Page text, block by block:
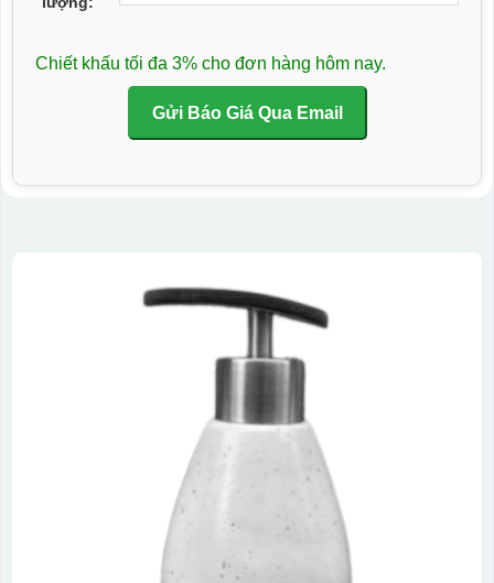
Chiết khấu tối đa 3% cho đơn hàng hôm nay.
Gửi Báo Giá Qua Email